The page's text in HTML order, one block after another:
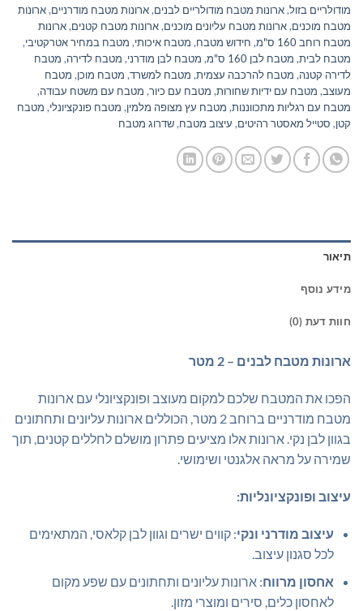
מודולריים בזול,ארונות מטבח מודולריים לבנים,ארונות מטבח מודרניים,ארונות
מטבח מוכנים,ארונות מטבח עליונים מוכנים,ארונות מטבח קטנים,ארונות
מטבח רוחב 160 ס"מ
, חידוש מטבח, מטבח איכותי, מטבח במחיר אטרקטיבי,
מטבח לבית, מטבח לבן 160 ס"מ , מטבח לבן מודרני, מטבח לדירה, מטבח
לדירה קטנה, מטבח להרכבה עצמית, מטבח למשרד, מטבח מוכן, מטבח
מעוצב, מטבח עם ידיות שחורות, מטבח עם כיור, מטבח עם משטח עבודה,
מטבח עם רגליות מתכווננות, מטבח עץ מצופה מלמין, מטבח פונקציונלי, מטבח
קטן, סטייל מאסטר רהיטים, עיצוב מטבח,שדרוג מטבח
תיאור
מידע נוסף
חוות דעת (0)
ארונות מטבח לבנים – 2 מטר
הפכו את המטבח שלכם למקום מעוצב ופונקציונלי עם ארונות
מטבח מודרניים ברוחב 2 מטר, הכוללים ארונות עליונים ותחתונים
בגוון לבן נקי. ארונות אלו מציעים פתרון מושלם לחללים קטנים, תוך
שמירה על מראה אלגנטי ושימושי.
עיצוב ופונקציונליות:
עיצוב מודרני ונקי: קווים ישרים וגוון לבן קלאסי, המתאימים
לכל סגנון עיצוב.
אחסון מרווח: ארונות עליונים ותחתונים עם שפע מקום
לאחסון כלים, סירים ומוצרי מזון.